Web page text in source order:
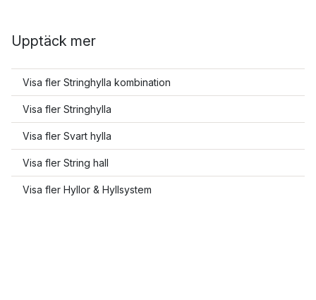
Upptäck mer
Visa fler Stringhylla kombination
Visa fler Stringhylla
Visa fler Svart hylla
Visa fler String hall
Visa fler Hyllor & Hyllsystem